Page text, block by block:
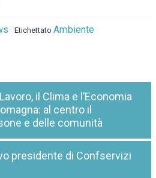
Etichettato Ambiente
il Clima e l’Economia
al centro il
e delle comunità
presidente di Confservizi